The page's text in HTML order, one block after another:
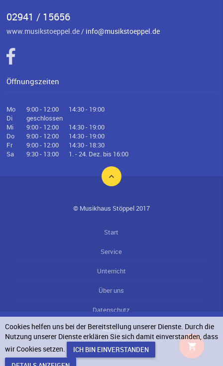
02941 / 15656
www.musikstoeppel.de / info@musikstoeppel.de
Öffnungszeiten
Mo 9:00 - 12:00
14:30 - 19:00
Di
geschlossen
Mi
9:00 - 12:00
14:30 - 19:00
Do
9:00 - 12:00
14:30 - 19:00
Fr
9:00 - 12:00
14:30 - 18:30
Sa
9:30 - 13:00 1. - 24. Dez. bis 16:00
© Musikhaus Stöppel 2017
Start
Service
Unterricht
Über uns
Datenschutz
AGB`s
Impressum
Cookies helfen uns bei der Bereitstellung unserer Dienste. Durch die
Nutzung unserer Dienste erklären Sie sich damit einverstanden, dass
wir Cookies setzen.